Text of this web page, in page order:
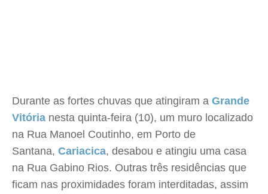
Durante as fortes chuvas que atingiram a Grande
Vitória nesta quinta-feira (10), um muro localizado
na Rua Manoel Coutinho, em Porto de
Santana, Cariacica, desabou e atingiu uma casa
na Rua Gabino Rios. Outras três residências que
ficam nas proximidades foram interditadas, assim